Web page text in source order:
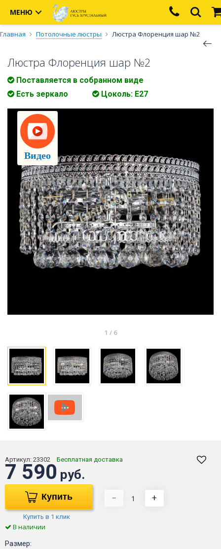
МЕНЮ
Главная Потолочные люстры Люстра Флоренция шар №2
Люстра Флоренция шар №2
Поставляется в собранном виде
Есть зеркало
Цоколь: E27
Видео
1 / 6
Артикул: 23302 Бесплатная доставка
7 590 руб.
Купить
Купить в 1 клик
− +
В наличии
Размер: